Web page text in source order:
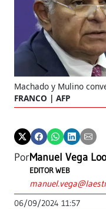
Machado y Mulino
FRANCO | AFP
PorManuel Vega Loo
EDITOR WEB
06/09/2024 11:57